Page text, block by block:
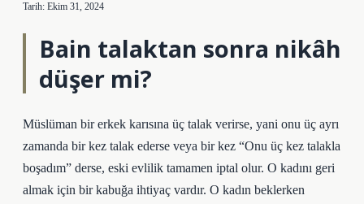
Tarih: Ekim 31, 2024
Bain talaktan sonra nikâh
düşer mi?
Müslüman bir erkek karısına üç talak verirse, yani onu üç ayrı
zamanda bir kez talak ederse veya bir kez “Onu üç kez talakla
boşadım” derse, eski evlilik tamamen iptal olur. O kadını geri
almak için bir kabuğa ihtiyaç vardır. O kadın beklerken